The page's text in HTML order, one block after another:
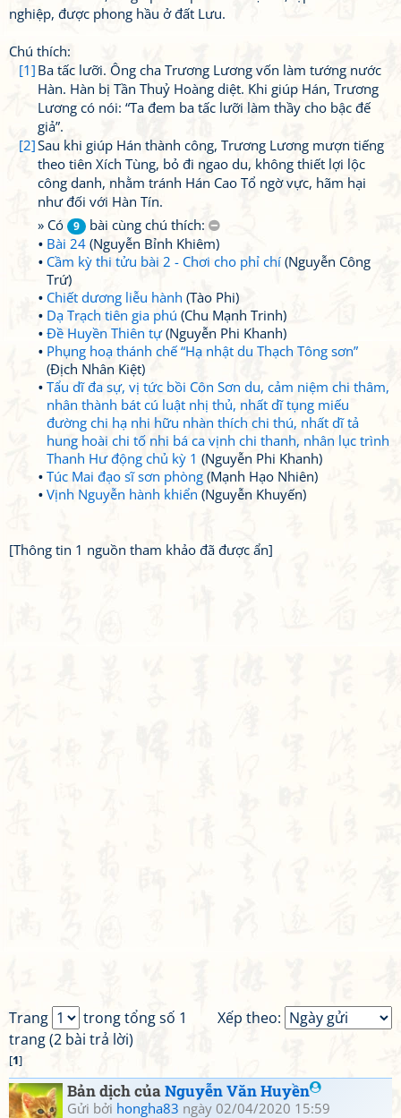
nghiệp, được phong hầu ở đất Lưu.
Chú thích:
[1] Ba tấc lưỡi. Ông cha Trương Lương vốn làm tướng nước
Hàn. Hàn bị Tần Thuỷ Hoàng diệt. Khi giúp Hán, Trương
Lương có nói: “Ta đem ba tấc lưỡi làm thầy cho bậc đế
giả”.
[2]Sau khi giúp Hán thành công, Trương Lương mượn tiếng
theo tiên Xích Tùng, bỏ đi ngao du, không thiết lợi lộc
công danh, nhằm tránh Hán Cao Tổ ngờ vực, hãm hại
như đối với Hàn Tín.
» Có
9
bài cùng chú thích:
Bài 24 (Nguyễn Bỉnh Khiêm)
Cầm kỳ thi tửu bài 2 - Chơi cho phỉ chí (Nguyễn Công
Trứ)
Chiết dương liễu hành (Tào Phi)
Dạ Trạch tiên gia phú (Chu Mạnh Trinh)
Đề Huyền Thiên tự(Nguyễn Phi Khanh)
Phụng hoạ thánh chế “Hạ nhật du Thạch Tông sơn”
(Địch Nhân Kiệt)
Tẩu dĩ đa sự, vị tức bồi Côn Sơn du, cảm niệm chi thâm,
nhân thành bát cú luật nhị thủ, nhất dĩ tụng miếu
đường chi hạ nhi hữu nhàn thích chi thú, nhất dĩ tả
hung hoài chi tố nhi bá ca vịnh chi thanh, nhân lục trình
Thanh Hư động chủ kỳ 1 (Nguyễn Phi Khanh)
Túc Mai đạo sĩ sơn phòng (Mạnh Hạo Nhiên)
Vịnh Nguyễn hành khiển (Nguyễn Khuyến)
[Thông tin 1 nguồn tham khảo đã được ẩn]
Xếp theo:
Trang
trong tổng số 1
trang (2 bài trả lời)
[1]
Bản dịch củaNguyễn Văn Huyền
Gửi bởi hongha83 ngày 02/04/2020 15:59